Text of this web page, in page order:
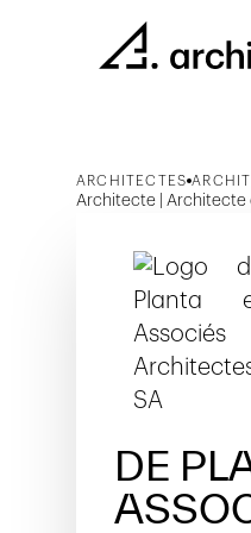
ARCHITECTES
Architecte | Architecte
DE